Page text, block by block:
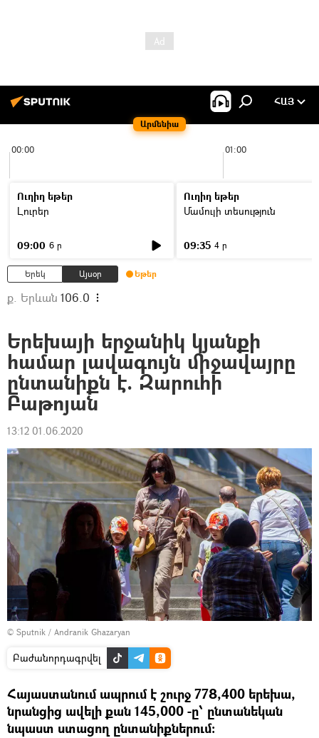
Արմենիա
ՀԱՅ
00:00 01:00
Ուղիղ եթեր
Լուրեր
09:00 6 ր
Ուղիղ եթեր
Մամուլի տեսություն
09:35 4 ր
Երեկ Այսօր Եթեր
ք. Երևան 106.0
Երեխայի երջանիկ կյանքի
համար լավագույն միջավայրը
ընտանիքն է. Զարուհի
Բաթոյան
13:12 01.06.2020
© Sputnik / Andranik Ghazaryan
Բաժանորդագրվել
Հայաստանում ապրում է շուրջ 778,400 երեխա,
նրանցից ավելի քան 145,000 -ը՝ ընտանեկան
նպաստ ստացող ընտանիքներում։